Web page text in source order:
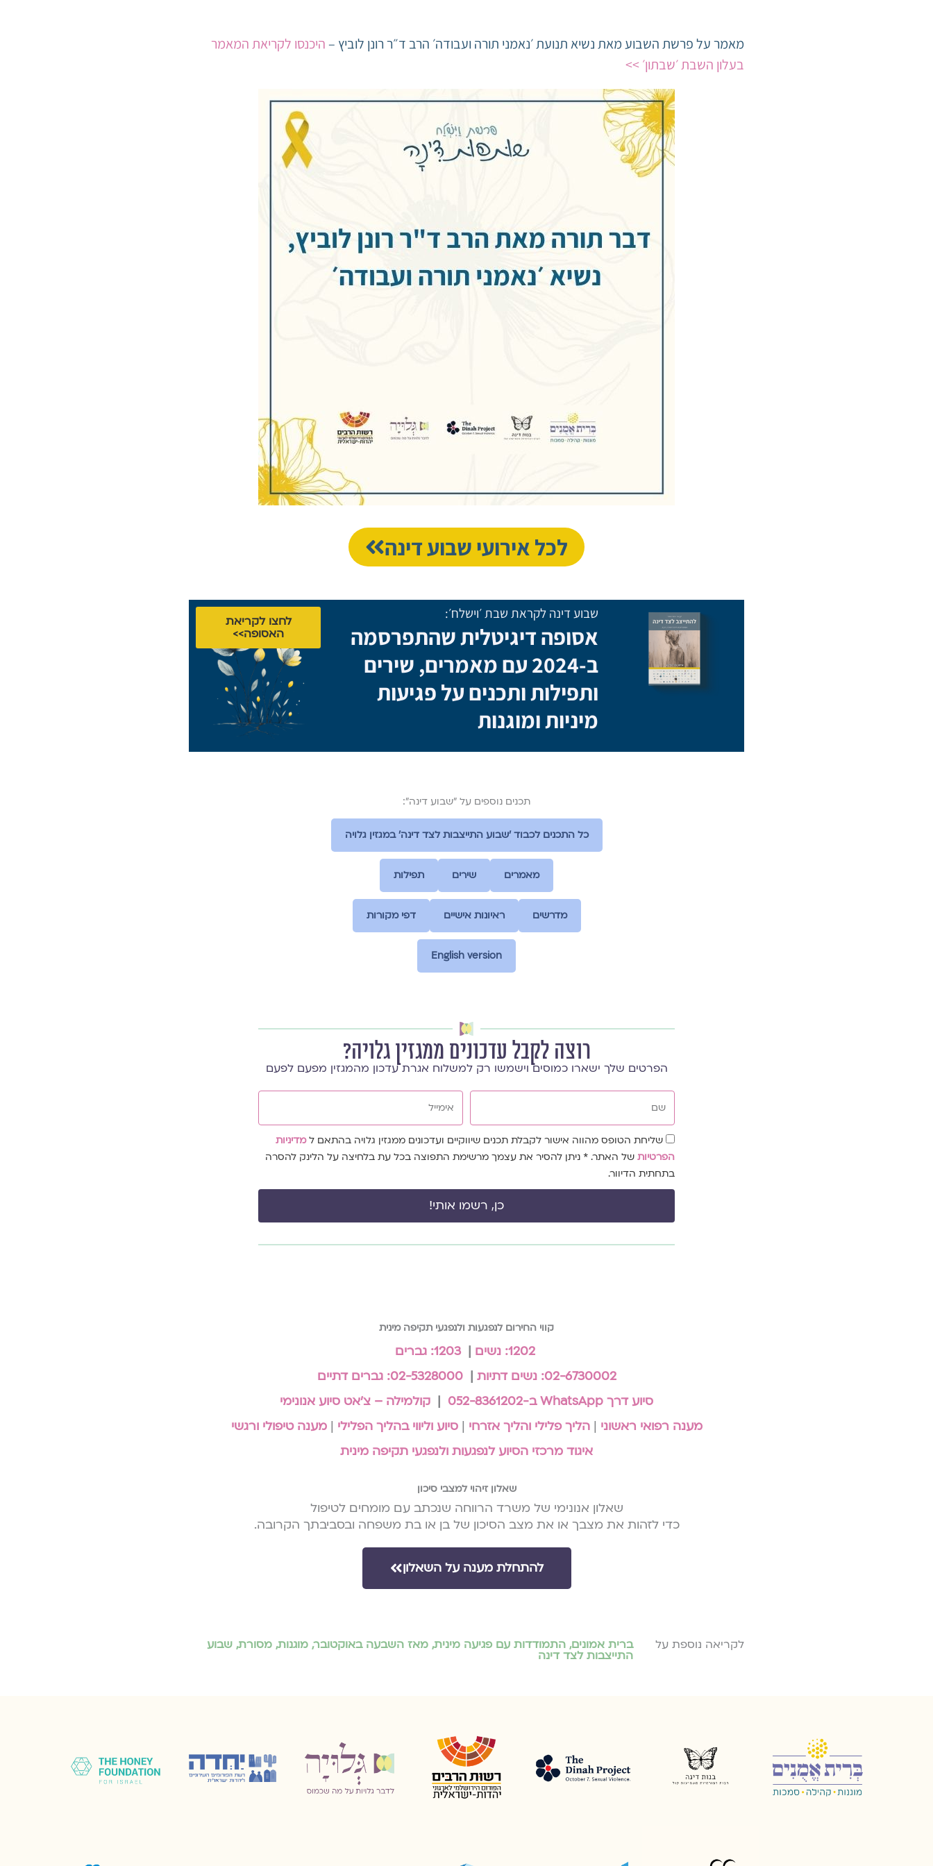
מאמר על פרשת השבוע מאת נשיא תנועת ׳נאמני תורה ועבודה׳ הרב ד״ר רונן לוביץ – היכנסו לקריאת המאמר
בעלון השבת ׳שבתון׳ >>
לכל אירועי שבוע דינה
שבוע דינה לקראת שבת ׳וישלח׳:
אסופה דיגיטלית שהתפרסמה
ב-2024 עם מאמרים, שירים
ותפילות ותכנים על פגיעות
מיניות ומוגנות
לחצו לקריאת
האסופה>>
תכנים נוספים על ״שבוע דינה״:
כל התכנים לכבוד ׳שבוע התייצבות לצד דינה׳ במגזין גלויה
מאמרים שירים תפילות
מדרשים ראיונות אישיים דפי מקורות
English version
רוצה לקבל עדכונים ממגזין גלויה?
הפרטים שלך ישארו כמוסים וישמשו רק למשלוח אגרת עדכון מהמגזין מפעם לפעם
שדה
הסכמה
שליחת הטופס מהווה אישור לקבלת תכנים שיווקיים ועדכונים ממגזין גלויה בהתאם למדיניות
הפרטיות של האתר. * ניתן להסיר את עצמך מרשימת התפוצה בכל עת בלחיצה על הלינק להסרה
בתחתית הדיוור.
כן, רשמו אותי!
קווי החירום לנפגעות ולנפגעי תקיפה מינית
1202: נשים
1203: גברים
02-6730002: נשים דתיות
02-5328000: גברים דתיים
סיוע דרך WhatsApp ב-052-8361202
קולמילה – צ'אט סיוע אנונימי
מענה רפואי ראשוני |הליך פלילי והליך אזרחי |סיוע וליווי בהליך הפלילי |מענה טיפולי ורגשי
איגוד מרכזי הסיוע לנפגעות ולנפגעי תקיפה מינית
שאלון זיהוי למצבי סיכון
שאלון אנונימי של משרד הרווחה שנכתב עם מומחים לטיפול
כדי לזהות את מצבך או את מצב הסיכון של בן או בת משפחה ובסביבתך הקרובה.
להתחלת מענה על השאלון
לקריאה נוספת על ברית אמונים, התמודדות עם פגיעה מינית, מאז השבעה באוקטובר, מוגנות, מסורת, שבוע
התייצבות לצד דינה